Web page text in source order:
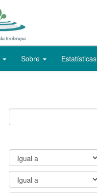
Sobre Estatísticas